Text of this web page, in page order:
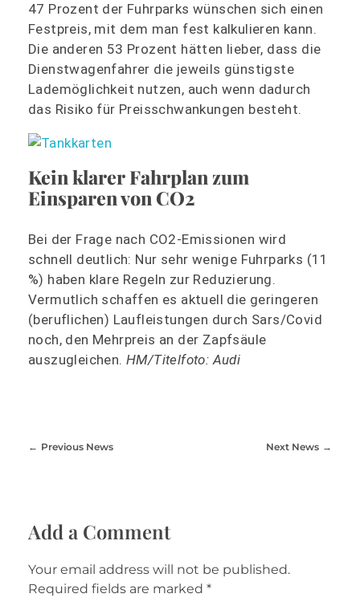
47 Prozent der Fuhrparks wünschen sich einen
Festpreis, mit dem man fest kalkulieren kann.
Die anderen 53 Prozent hätten lieber, dass die
Dienstwagenfahrer die jeweils günstigste
Lademöglichkeit nutzen, auch wenn dadurch
das Risiko für Preisschwankungen besteht.
Kein klarer Fahrplan zum
Einsparen von CO2
Bei der Frage nach CO2-Emissionen wird
schnell deutlich: Nur sehr wenige Fuhrparks (11
%) haben klare Regeln zur Reduzierung.
Vermutlich schaffen es aktuell die geringeren
(beruflichen) Laufleistungen durch Sars/Covid
noch, den Mehrpreis an der Zapfsäule
auszugleichen.HM/Titelfoto: Audi
Previous News Next News
Add a Comment
Your email address will not be published.
Required fields are marked *